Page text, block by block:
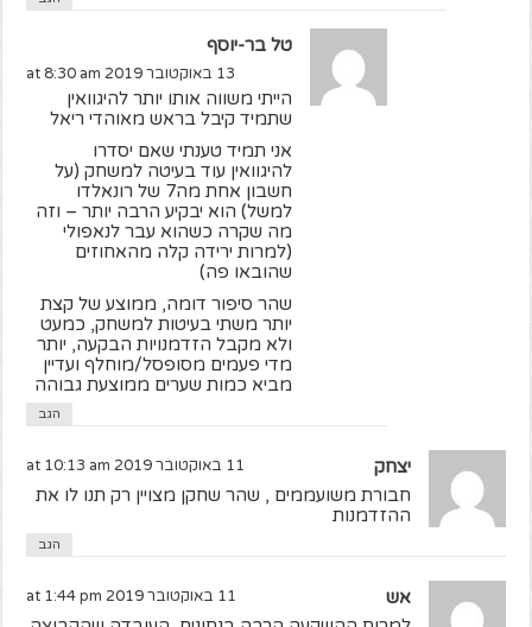
טל בר-יוסף
13 באוקטובר 2019 at 8:30 am
הייתי משווה אותו יותר להיגוואין
שתמיד קיבל בראש מאוהדי ריאל
אני תמיד טענתי שאם יסדרו
להיגוואין עוד בעיטה למשחק (על
חשבון אחת מה7 של רונאלדו
למשל) הוא יבקיע הרבה יותר – וזה
מה שקרה כשהוא עבר לנאפולי
(למרות ירידה קלה מהאחוזים
שהובאו פה)
שהר סיפור דומה, ממוצע של קצת
יותר משתי בעיטות למשחק, כמעט
ולא מקבל הזדמנויות הבקעה, יותר
מדי פעמים מסופסל/מוחלף ועדיין
מביא כמות שערים ממוצעת גבוהה
הגב
יצחק 11 באוקטובר 2019 at 10:13 am
חבורת משועממים , שהר שחקן מצויין רק תנו לו את
ההזדמנות
הגב
אש 11 באוקטובר 2019 at 1:44 pm